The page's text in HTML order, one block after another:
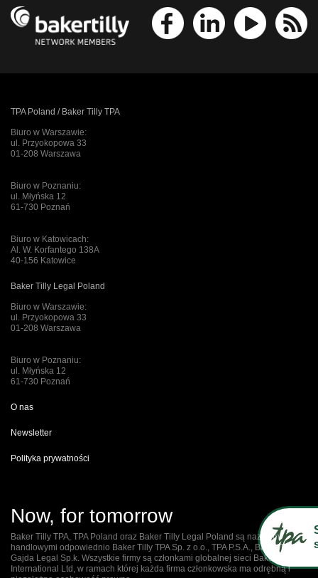
TPA Poland / Baker Tilly TPA
Biuro w Warszawie:
ul. Przyokopowa 33
01-208 Warszawa
Biuro w Poznaniu:
ul. Młyńska 12
61-730 Poznań
Biuro w Katowicach:
Al. W. Korfantego 138A
40-156 Katowice
Baker Tilly Legal Poland
Biuro w Warszawie:
ul. Przyokopowa 33
01-208 Warszawa
Biuro w Poznaniu:
ul. Młyńska 12
61-730 Poznań
O nas
Newsletter
Polityka prywatności
Now, for tomorrow
Baker Tilly TPA, TPA Poland oraz Baker Tilly Legal Poland są nazwami
handlowymi odpowiednio Baker Tilly TPA Sp. z o.o., TPA P.S.A., Baker Tilly
Gajda Legal Sp.k. Wszystkie firmy są członkami globalnej sieci Baker Tilly
International Ltd, w ramach której każda firma członkowska ma odrębną i